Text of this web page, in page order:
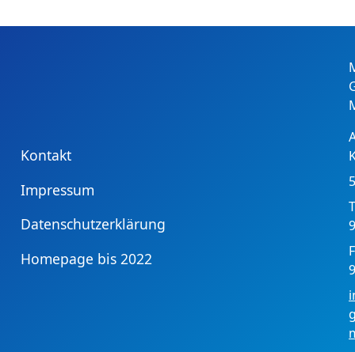
Kontakt
Impressum
Datenschutzerklärung
Homepage bis 2022